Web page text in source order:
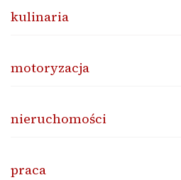
kulinaria
motoryzacja
nieruchomości
praca